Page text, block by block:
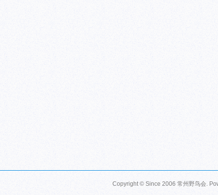
Copyright © Since 2006 常州野鸟会.